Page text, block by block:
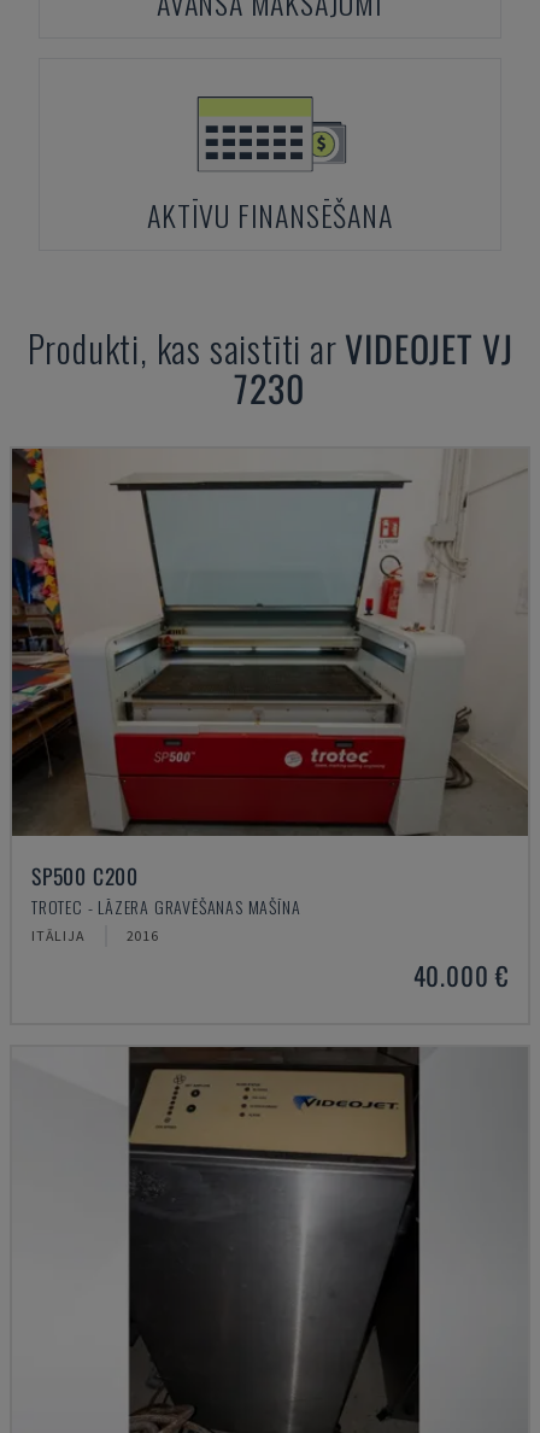
AKTĪVU FINANSĒŠANA
Produkti, kas saistīti arVIDEOJET VJ
7230
SP500 C200
TROTEC - LĀZERA GRAVĒŠANAS MAŠĪNA
ITĀLIJA 2016
40.000 €